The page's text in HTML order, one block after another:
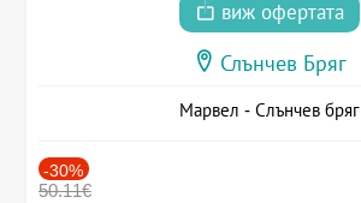
виж офертата
Слънчев Бряг
Марвел - Слънчев бряг
-30%
50.11€